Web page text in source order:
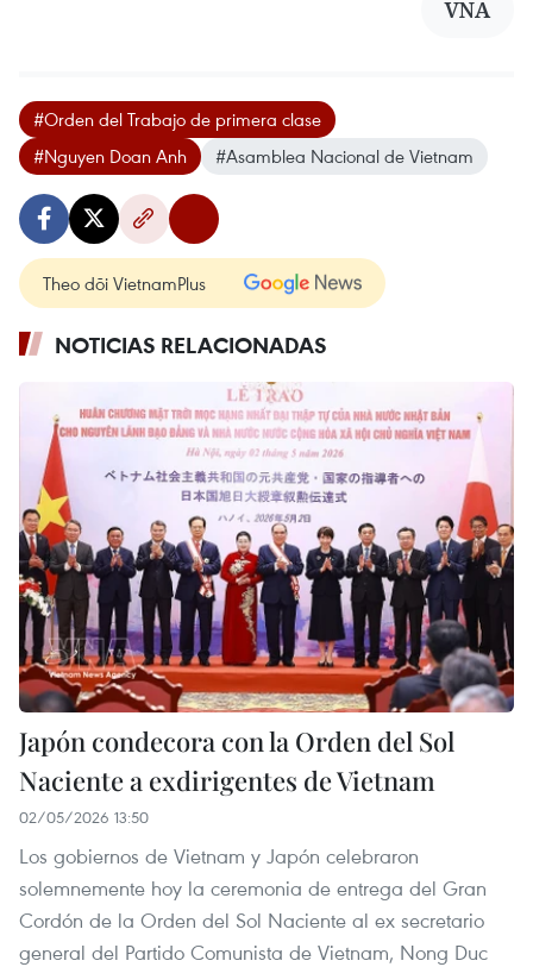
VNA
#Orden del Trabajo de primera clase
#Nguyen Doan Anh
#Asamblea Nacional de Vietnam
Theo dõi VietnamPlus
NOTICIAS RELACIONADAS
Japón condecora con la Orden del Sol
Naciente a exdirigentes de Vietnam
02/05/2026 13:50
Los gobiernos de Vietnam y Japón celebraron
solemnemente hoy la ceremonia de entrega del Gran
Cordón de la Orden del Sol Naciente al ex secretario
general del Partido Comunista de Vietnam, Nong Duc